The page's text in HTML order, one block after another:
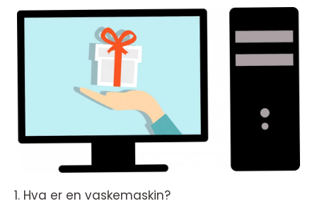
1. Hva er en vaskemaskin?